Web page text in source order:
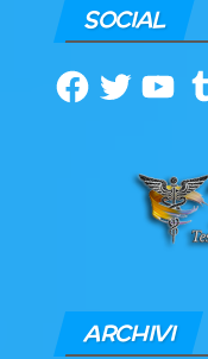
SOCIAL
Facebook
Twitter
ARCHIVI